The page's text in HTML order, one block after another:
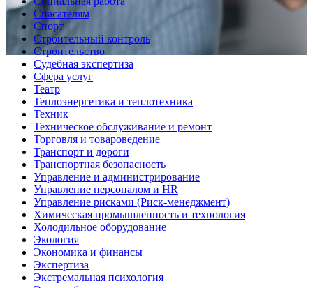
Спасателям
Спорт
Строительный контроль
Строительство
Судебная экспертиза
Сфера услуг
Театр
Теплоэнергетика и теплотехника
Техник
Техническое обслуживание и ремонт
Торговля и товароведение
Транспорт и дороги
Транспортная безопасность
Управление и администрирование
Управление персоналом и HR
Управление рисками (Риск-менеджмент)
Химическая промышленность и технология
Холодильное оборудование
Экология
Экономика и финансы
Экспертиза
Экстремальная психология